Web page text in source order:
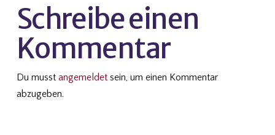
Schreibe einen
Kommentar
Du musst angemeldetsein, um einen Kommentar
abzugeben.